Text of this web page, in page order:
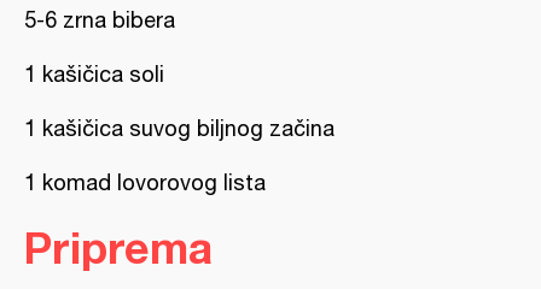
5-6 zrna bibera
1 kašičica soli
1 kašičica suvog biljnog začina
1 komad lovorovog lista
Priprema